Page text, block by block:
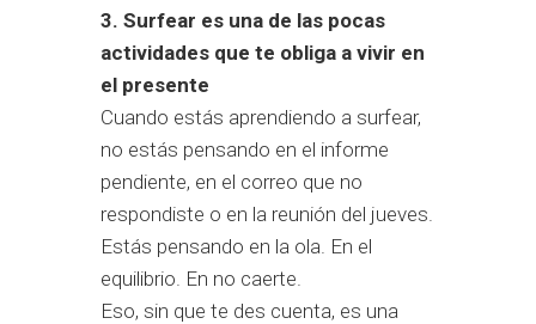
3. Surfear es una de las pocas
actividades que te obliga a vivir en
el presente
Cuando estás aprendiendo a surfear,
no estás pensando en el informe
pendiente, en el correo que no
respondiste o en la reunión del jueves.
Estás pensando en la ola. En el
equilibrio. En no caerte.
Eso, sin que te des cuenta, es una